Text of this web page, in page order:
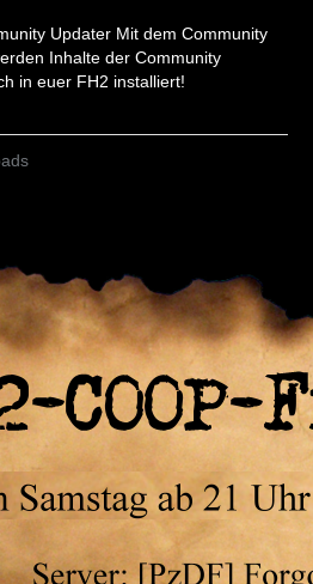
Mit dem Community
Inhalte der Community
in euer FH2 installiert!